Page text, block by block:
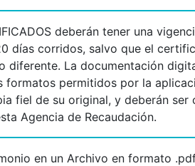
deberán tener una
días corridos, salvo que el
diferente. La documentación
formatos permitidos por la
fiel de su original, y deberán ser
Agencia de Recaudación.
en un Archivo en formato